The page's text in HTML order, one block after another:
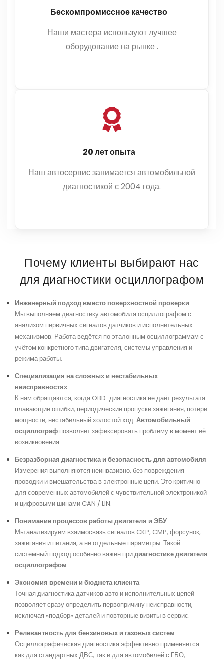
Бескомпромиссное качество
Наши мастера используют лучшее
оборудование на рынке .
20 лет опыта
Наш автосервис занимается автомобильной
диагностикой с 2004 года.
Почему клиенты выбирают нас
для диагностики осциллографом
Инженерный подход вместо поверхностной проверки
Мы выполняем диагностику автомобиля осциллографом с
анализом первичных сигналов датчиков и исполнительных
механизмов. Работа ведётся по эталонным осциллограммам с
учётом конкретного типа двигателя, системы управления и
режима работы.
Специализация на сложных и нестабильных
неисправностях
К нам обращаются, когда OBD-диагностика не даёт результата:
плавающие ошибки, периодические пропуски зажигания, потери
мощности, нестабильный холостой ход. Автомобильный
осциллограф позволяет зафиксировать проблему в момент её
возникновения.
Безразборная диагностика и безопасность для автомобиля
Измерения выполняются неинвазивно, без повреждения
проводки и вмешательства в электронные цепи. Это критично
для современных автомобилей с чувствительной электроникой
и цифровыми шинами CAN / LIN.
Понимание процессов работы двигателя и ЭБУ
Мы анализируем взаимосвязь сигналов CKP, CMP, форсунок,
зажигания и питания, а не отдельные параметры. Такой
системный подход особенно важен придиагностике двигателя
осциллографом.
Экономия времени и бюджета клиента
Точная диагностика датчиков авто и исполнительных цепей
позволяет сразу определить первопричину неисправности,
исключая «подбор» деталей и повторные визиты в сервис.
Релевантность для бензиновых и газовых систем
Осциллографическая диагностика эффективно применяется
как для стандартных ДВС, так и для автомобилей с ГБО,